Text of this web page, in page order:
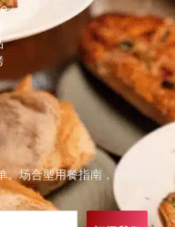
场合型用餐指南，让你